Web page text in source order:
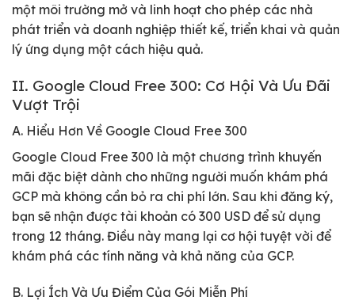
một môi trường mở và linh hoạt cho phép các nhà
phát triển và doanh nghiệp thiết kế, triển khai và quản
lý ứng dụng một cách hiệu quả.
II. Google Cloud Free 300: Cơ Hội Và Ưu Đãi
Vượt Trội
A. Hiểu Hơn Về Google Cloud Free 300
Google Cloud Free 300 là một chương trình khuyến
mãi đặc biệt dành cho những người muốn khám phá
GCP mà không cần bỏ ra chi phí lớn. Sau khi đăng ký,
bạn sẽ nhận được tài khoản có 300 USD để sử dụng
trong 12 tháng. Điều này mang lại cơ hội tuyệt vời để
khám phá các tính năng và khả năng của GCP.
B. Lợi Ích Và Ưu Điểm Của Gói Miễn Phí